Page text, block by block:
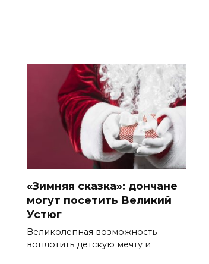
«Зимняя сказка»: дончане
могут посетить Великий
Устюг
Великолепная возможность
воплотить детскую мечту и